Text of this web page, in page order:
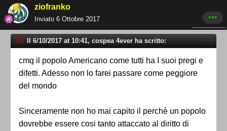
ziofranko
Inviato 6 Ottobre 2017
Il 6/10/2017 at 10:41, cospea 4ever ha scritto:
cmq il popolo Americano come tutti ha I suoi pregi e
difetti. Adesso non lo farei passare come peggiore
del mondo
Sinceramente non ho mai capito il perchè un popolo
dovrebbe essere cosi tanto attaccato al diritto di